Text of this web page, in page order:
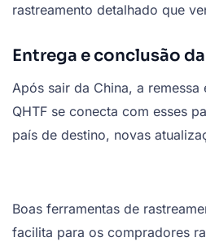
rastreamento detalhado que
Entrega e conclusão
Após sair da China, a
QHTF se conecta com esses
país de destino, novas
Boas ferramentas de
facilita para os compradores